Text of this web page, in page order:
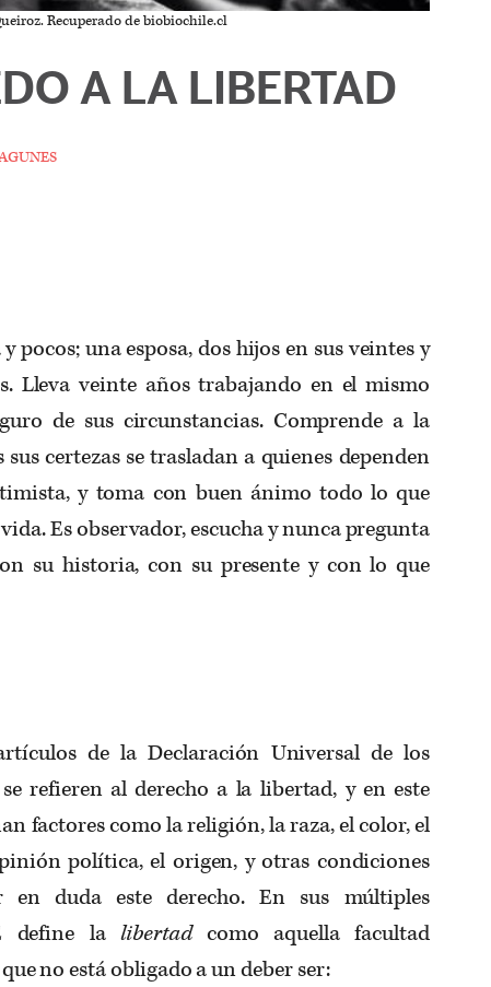
Recuperado de biobiochile.cl
A LA LIBERTAD
pocos; una esposa, dos hijos en sus veintes y
Lleva veinte años trabajando en el mismo
de sus circunstancias. Comprende a la
certezas se trasladan a quienes dependen
y toma con buen ánimo todo lo que
Es observador, escucha y nunca pregunta
su historia, con su presente y con lo que
de la Declaración Universal de los
refieren al derecho a la libertad, y en este
factores como la religión, la raza, el color, el
política, el origen, y otras condiciones
en duda este derecho. En sus múltiples
define lalibertadcomo aquella facultad
no está obligado a un deber ser: